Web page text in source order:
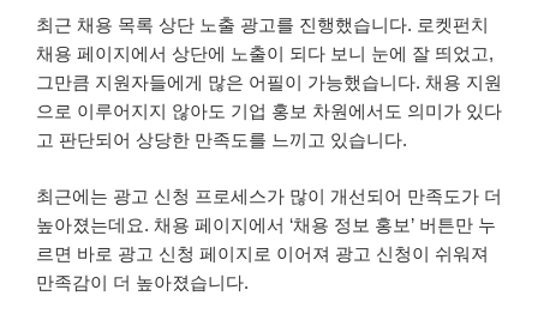
최근 채용 목록 상단 노출 광고를 진행했습니다. 로켓펀치
채용 페이지에서 상단에 노출이 되다 보니 눈에 잘 띄었고,
그만큼 지원자들에게 많은 어필이 가능했습니다. 채용 지원
으로 이루어지지 않아도 기업 홍보 차원에서도 의미가 있다
고 판단되어 상당한 만족도를 느끼고 있습니다.
최근에는 광고 신청 프로세스가 많이 개선되어 만족도가 더
높아졌는데요. 채용 페이지에서 ‘채용 정보 홍보’ 버튼만 누
르면 바로 광고 신청 페이지로 이어져 광고 신청이 쉬워져
만족감이 더 높아졌습니다.